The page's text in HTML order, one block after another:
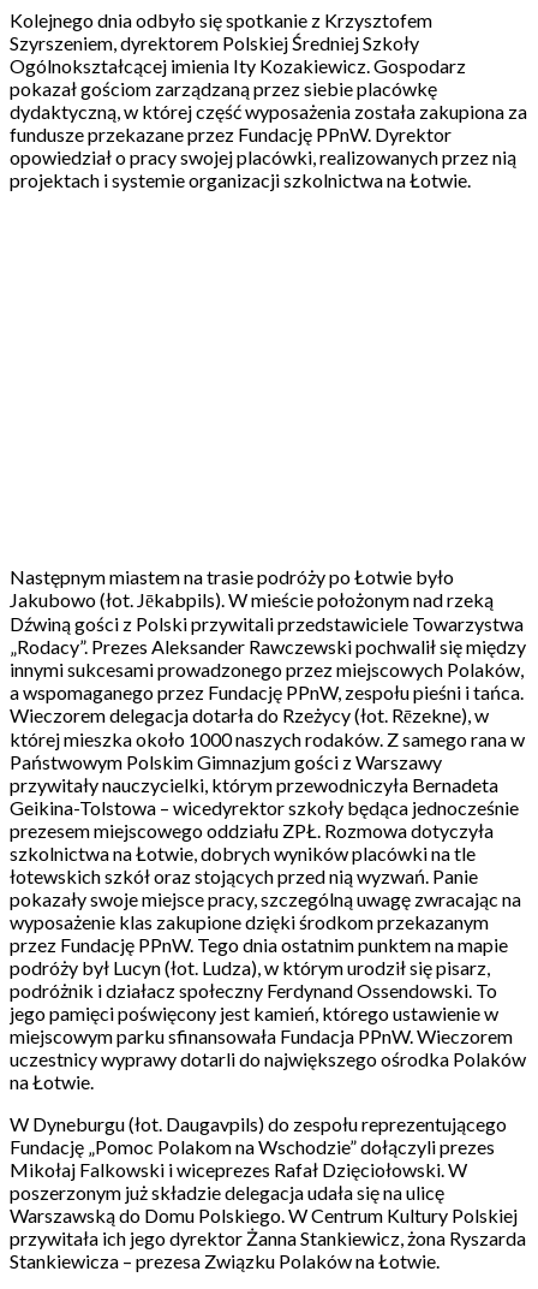
Kolejnego dnia odbyło się spotkanie z Krzysztofem
Szyrszeniem, dyrektorem Polskiej Średniej Szkoły
Ogólnokształcącej imienia Ity Kozakiewicz. Gospodarz
pokazał gościom zarządzaną przez siebie placówkę
dydaktyczną, w której część wyposażenia została zakupiona za
fundusze przekazane przez Fundację PPnW. Dyrektor
opowiedział o pracy swojej placówki, realizowanych przez nią
projektach i systemie organizacji szkolnictwa na Łotwie.
Następnym miastem na trasie podróży po Łotwie było
Jakubowo (łot. Jēkabpils). W mieście położonym nad rzeką
Dźwiną gości z Polski przywitali przedstawiciele Towarzystwa
„Rodacy”. Prezes Aleksander Rawczewski pochwalił się między
innymi sukcesami prowadzonego przez miejscowych Polaków,
a wspomaganego przez Fundację PPnW, zespołu pieśni i tańca.
Wieczorem delegacja dotarła do Rzeżycy (łot. Rēzekne), w
której mieszka około 1000 naszych rodaków. Z samego rana w
Państwowym Polskim Gimnazjum gości z Warszawy
przywitały nauczycielki, którym przewodniczyła Bernadeta
Geikina-Tolstowa – wicedyrektor szkoły będąca jednocześnie
prezesem miejscowego oddziału ZPŁ. Rozmowa dotyczyła
szkolnictwa na Łotwie, dobrych wyników placówki na tle
łotewskich szkół oraz stojących przed nią wyzwań. Panie
pokazały swoje miejsce pracy, szczególną uwagę zwracając na
wyposażenie klas zakupione dzięki środkom przekazanym
przez Fundację PPnW. Tego dnia ostatnim punktem na mapie
podróży był Lucyn (łot. Ludza), w którym urodził się pisarz,
podróżnik i działacz społeczny Ferdynand Ossendowski. To
jego pamięci poświęcony jest kamień, którego ustawienie w
miejscowym parku sfinansowała Fundacja PPnW. Wieczorem
uczestnicy wyprawy dotarli do największego ośrodka Polaków
na Łotwie.
W Dyneburgu (łot. Daugavpils) do zespołu reprezentującego
Fundację „Pomoc Polakom na Wschodzie” dołączyli prezes
Mikołaj Falkowski i wiceprezes Rafał Dzięciołowski. W
poszerzonym już składzie delegacja udała się na ulicę
Warszawską do Domu Polskiego. W Centrum Kultury Polskiej
przywitała ich jego dyrektor Żanna Stankiewicz, żona Ryszarda
Stankiewicza – prezesa Związku Polaków na Łotwie.